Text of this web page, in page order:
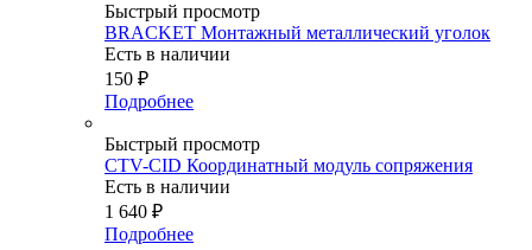
Быстрый просмотр
BRACKET Монтажный металлический уголок
Есть в наличии
150 ₽
Подробнее
Быстрый просмотр
CTV-CID Координатный модуль сопряжения
Есть в наличии
1 640 ₽
Подробнее